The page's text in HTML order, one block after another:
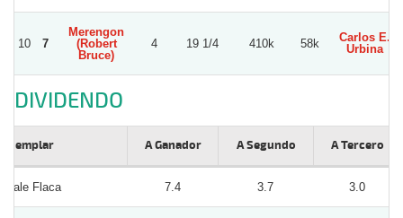
10 7
Merengon
(Robert
Bruce)
4 19 1/4 410k 58k
Carlos E.
Urbina
DIVIDENDO
Ejemplar A Ganador A Segundo A Tercero
Dale Flaca 7.4 3.7 3.0